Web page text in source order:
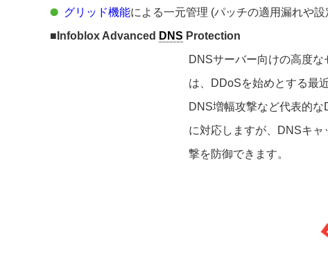
グリッド機能による一元管理 (パッチの適用漏れや
■Infoblox Advanced DNS Protection
DNSサーバー向けの高度
は、DDoSを始めとする最
DNS増幅攻撃など代表的
に対応しますが、DNSキ
撃を防御できます。